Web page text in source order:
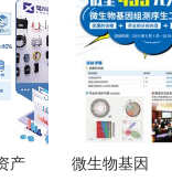
产
微生物基因